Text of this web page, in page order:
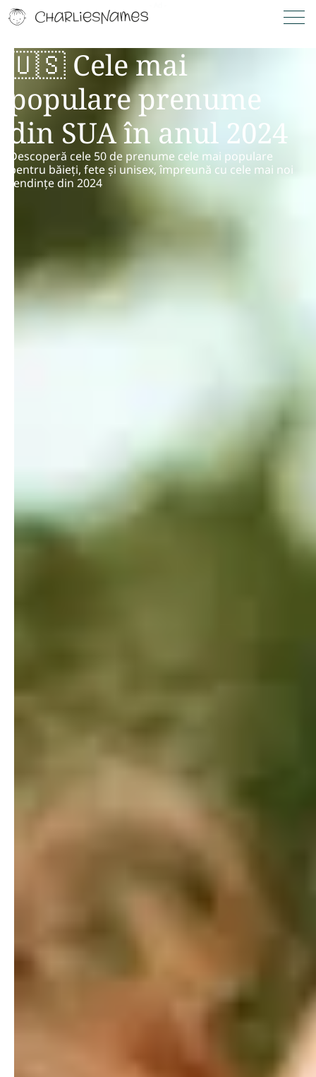
🇺🇸 Cele mai
populare prenume
din SUA în anul 2024
Descoperă cele 50 de prenume cele mai populare
pentru băieți, fete și unisex, împreună cu cele mai noi
tendințe din 2024